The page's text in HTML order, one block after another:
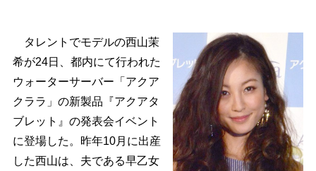
タレントでモデルの西山茉
希が24日、都内にて行われた
ウォーターサーバー「アクア
クララ」の新製品『アクアタ
ブレット』の発表会イベント
に登場した。昨年10月に出産
した西山は、夫である早乙女